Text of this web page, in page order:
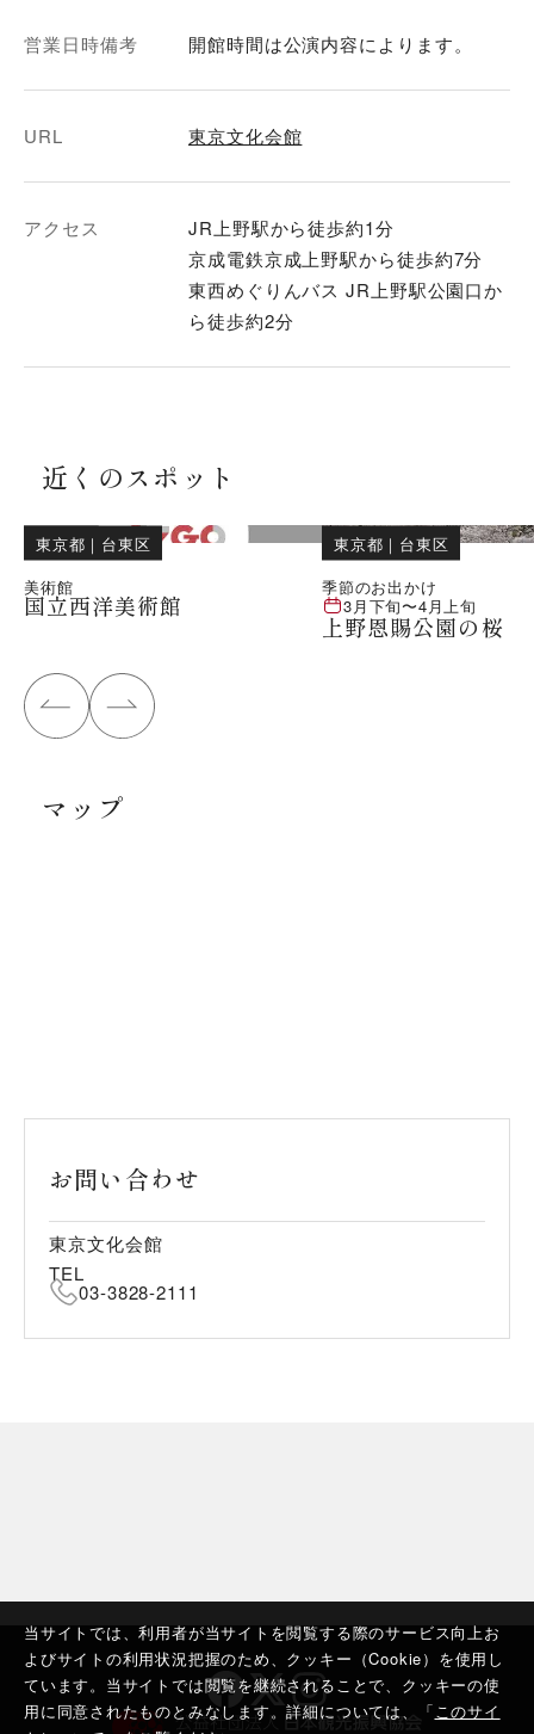
当サイトでは、利用者が当サイトを閲覧する際のサービス向上お
よびサイトの利用状況把握のため、クッキー（Cookie）を使用し
ています。当サイトでは閲覧を継続されることで、クッキーの使
用に同意されたものとみなします。詳細については、「このサイ
営業日時備考 開館時間は公演内容によります。
URL 東京文化会館
アクセス
JR上野駅から徒歩約1分
京成電鉄京成上野駅から徒歩約7分
東西めぐりんバス JR上野駅公園口か
ら徒歩約2分
近くのスポット
東京都 ｜ 台東区
美術館
国立西洋美術館
東京都 ｜ 台東区
季節のお出かけ
3月下旬〜4月上旬
上野恩賜公園の桜
マップ
お問い合わせ
東京文化会館
TEL
03-3828-2111